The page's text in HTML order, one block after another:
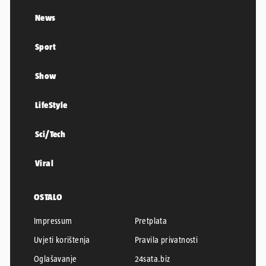
News
Sport
Show
LifeStyle
Sci/Tech
Viral
OSTALO
Impressum
Pretplata
Uvjeti korištenja
Pravila privatnosti
Oglašavanje
24sata.biz